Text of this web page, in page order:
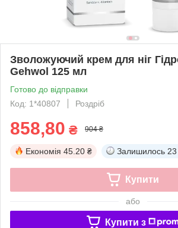
Зволожуючий крем для ніг
Gehwol 125 мл
Готово до відправки
Код: 1*40807
Роздріб
858,80 ₴ 904 ₴
Економія 45.20 ₴ Залишилось 23
Купити
або
Купити з